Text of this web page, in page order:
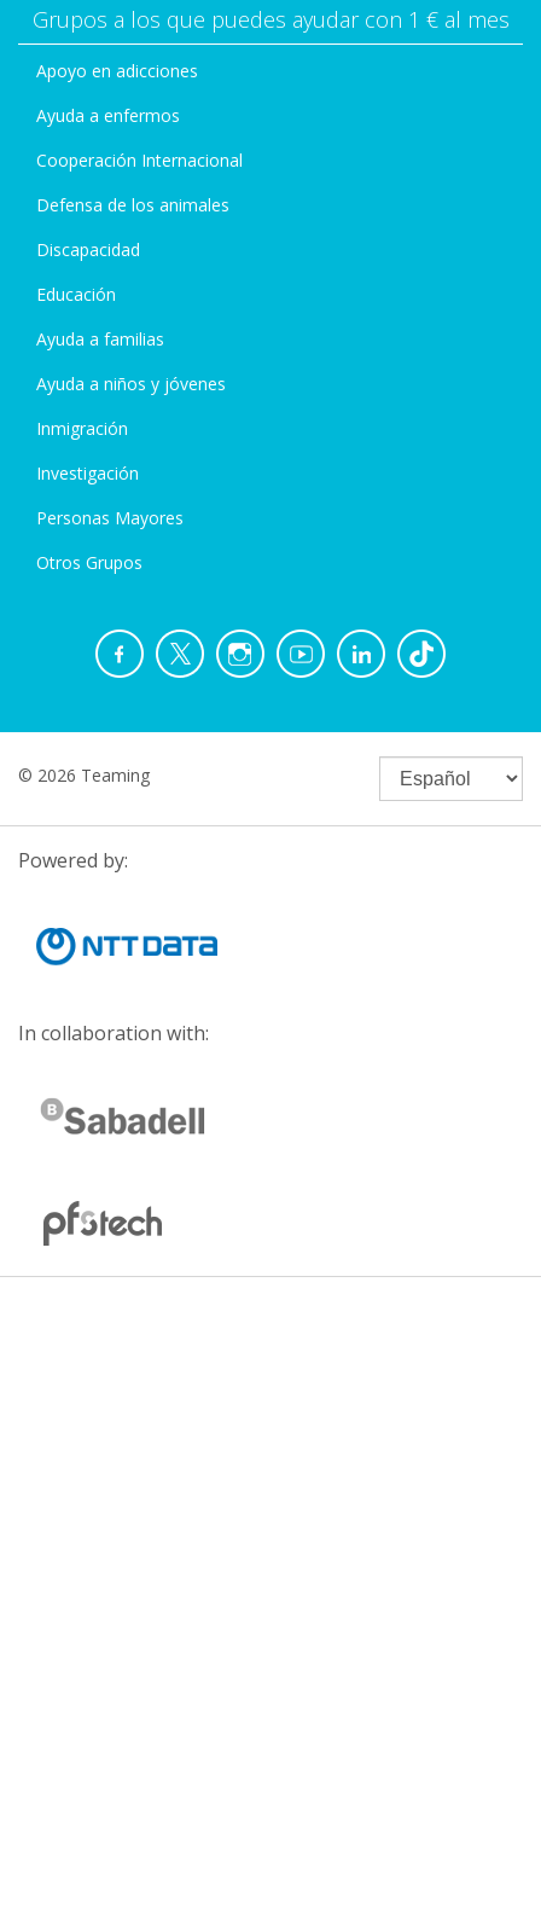
Grupos a los que puedes ayudar con 1 € al mes
Apoyo en adicciones
Ayuda a enfermos
Cooperación Internacional
Defensa de los animales
Discapacidad
Educación
Ayuda a familias
Ayuda a niños y jóvenes
Inmigración
Investigación
Personas Mayores
Otros Grupos
© 2026 Teaming
Powered by:
In collaboration with: